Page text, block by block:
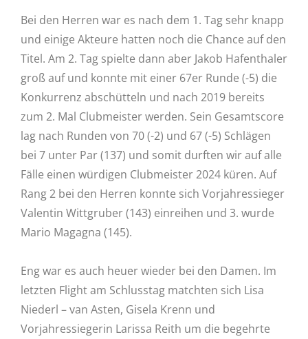
Bei den Herren war es nach dem 1. Tag sehr knapp
und einige Akteure hatten noch die Chance auf den
Titel. Am 2. Tag spielte dann aber Jakob Hafenthaler
groß auf und konnte mit einer 67er Runde (-5) die
Konkurrenz abschütteln und nach 2019 bereits
zum 2. Mal Clubmeister werden. Sein Gesamtscore
lag nach Runden von 70 (-2) und 67 (-5) Schlägen
bei 7 unter Par (137) und somit durften wir auf alle
Fälle einen würdigen Clubmeister 2024 küren. Auf
Rang 2 bei den Herren konnte sich Vorjahressieger
Valentin Wittgruber (143) einreihen und 3. wurde
Mario Magagna (145).
Eng war es auch heuer wieder bei den Damen. Im
letzten Flight am Schlusstag matchten sich Lisa
Niederl – van Asten, Gisela Krenn und
Vorjahressiegerin Larissa Reith um die begehrte